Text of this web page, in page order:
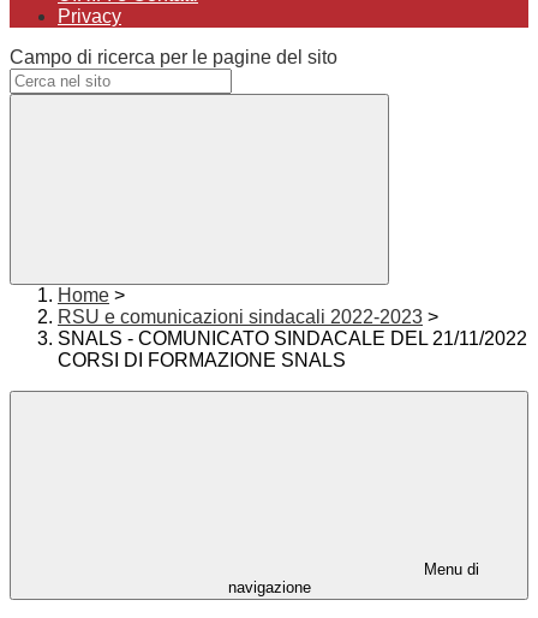
Privacy
Campo di ricerca per le pagine del sito
Home >
RSU e comunicazioni sindacali 2022-2023 >
SNALS - COMUNICATO SINDACALE DEL 21/11/2022
CORSI DI FORMAZIONE SNALS
Menu di
navigazione